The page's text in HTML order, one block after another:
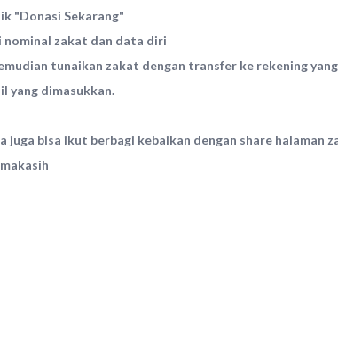
"Donasi Sekarang"
nominal zakat dan data diri
tunaikan zakat dengan transfer ke rekening
yang dimasukkan.
juga bisa ikut berbagi kebaikan dengan share halaman